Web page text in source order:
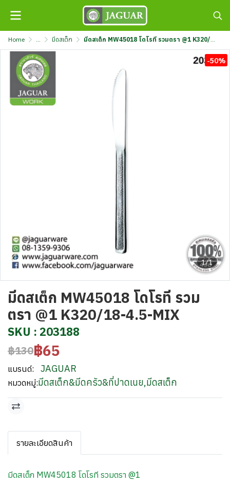
Home ... มีดสเต็ก มีดสเต็ก MW45018 โดโรที รวมตรา @1 K320/18-4.5-MIX
1/1
-50%
มีดสเต็ก MW45018 โดโรที รวม
ตรา @1 K320/18-4.5-MIX
SKU : 203188
฿130฿65
แบรนด์: JAGUAR
หมวดหมู่:มีดสเต็ก&มีดครัว&ที่ปาดเนย,มีดสเต็ก
รายละเอียดสินค้า
มีดสเต็ก MW45018 โดโรที รวมตรา @1